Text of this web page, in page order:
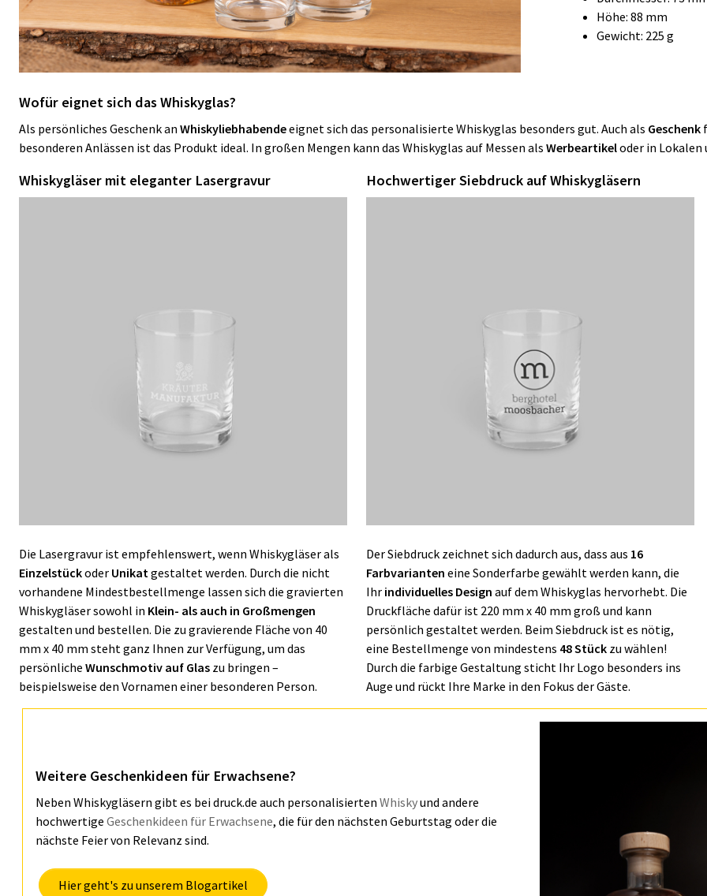
Höhe: 88 mm
Gewicht: 225 g
Wofür eignet sich das Whiskyglas?
Als persönliches Geschenk an Whiskyliebhabendeeignet sich das personalisierte Whiskyglas besonders gut. Auch als Geschenk
besonderen Anlässen ist das Produkt ideal. In großen Mengen kann das Whiskyglas auf Messen als Werbeartikeloder in Lokalen
Whiskygläser mit eleganter Lasergravur
Die Lasergravur ist empfehlenswert, wenn Whiskygläser als
Einzelstückoder Unikatgestaltet werden. Durch die nicht
vorhandene Mindestbestellmenge lassen sich die gravierten
Whiskygläser sowohl in Klein- als auch in Großmengen
gestalten und bestellen. Die zu gravierende Fläche von 40
mm x 40 mm steht ganz Ihnen zur Verfügung, um das
persönliche Wunschmotiv auf Glas zu bringen –
beispielsweise den Vornamen einer besonderen Person.
Hochwertiger Siebdruck auf Whiskygläsern
Der Siebdruck zeichnet sich dadurch aus, dass aus 16
Farbvarianten eine Sonderfarbe gewählt werden kann, die
Ihr individuelles Design auf dem Whiskyglas hervorhebt. Die
Druckfläche dafür ist 220 mm x 40 mm groß und kann
persönlich gestaltet werden. Beim Siebdruck ist es nötig,
eine Bestellmenge von mindestens 48 Stück zu wählen!
Durch die farbige Gestaltung sticht Ihr Logo besonders ins
Auge und rückt Ihre Marke in den Fokus der Gäste.
Weitere Geschenkideen für Erwachsene?
Neben Whiskygläsern gibt es bei druck.de auch personalisierten Whiskyund andere
hochwertige Geschenkideen für Erwachsene, die für den nächsten Geburtstag oder die
nächste Feier von Relevanz sind.
Hier geht's zu unserem Blogartikel